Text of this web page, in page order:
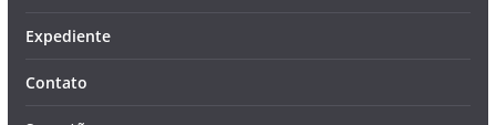
Expediente
Contato